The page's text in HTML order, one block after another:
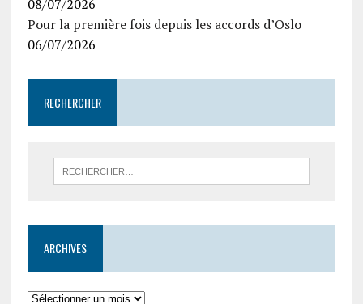
08/07/2026
Pour la première fois depuis les accords d’Oslo
06/07/2026
RECHERCHER
ARCHIVES